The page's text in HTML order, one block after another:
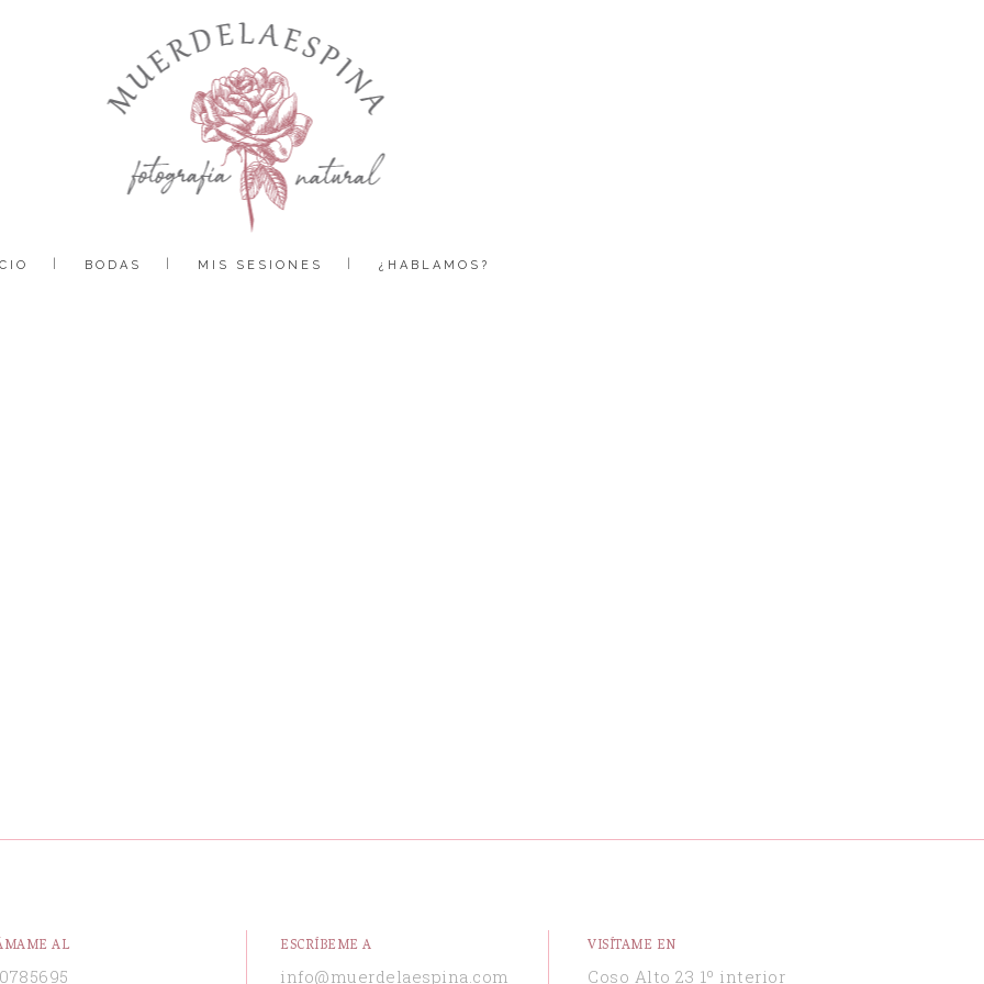
BODAS MIS SESIONES ¿HABLAMOS?
AL ESCRÍBEME A
info@muerdelaespina.com
VISÍTAME EN
Coso Alto 23 1º interior